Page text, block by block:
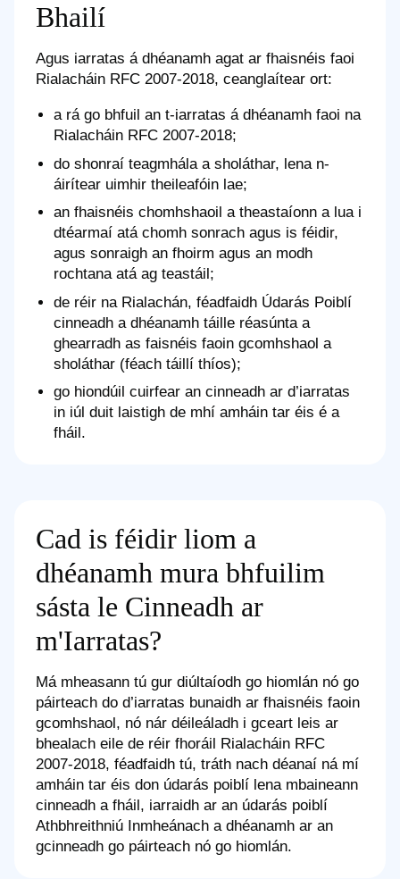
Bhailí
Agus iarratas á dhéanamh agat ar fhaisnéis faoi
Rialacháin RFC 2007-2018, ceanglaítear ort:
a rá go bhfuil an t-iarratas á dhéanamh faoi na
Rialacháin RFC 2007-2018;
do shonraí teagmhála a sholáthar, lena n-
áirítear uimhir theileafóin lae;
an fhaisnéis chomhshaoil a theastaíonn a lua i
dtéarmaí atá chomh sonrach agus is féidir,
agus sonraigh an fhoirm agus an modh
rochtana atá ag teastáil;
de réir na Rialachán, féadfaidh Údarás Poiblí
cinneadh a dhéanamh táille réasúnta a
ghearradh as faisnéis faoin gcomhshaol a
sholáthar (féach táillí thíos);
go hiondúil cuirfear an cinneadh ar d’iarratas
in iúl duit laistigh de mhí amháin tar éis é a
fháil.
Cad is féidir liom a
dhéanamh mura bhfuilim
sásta le Cinneadh ar
m'Iarratas?
Má mheasann tú gur diúltaíodh go hiomlán nó go
páirteach do d’iarratas bunaidh ar fhaisnéis faoin
gcomhshaol, nó nár déileáladh i gceart leis ar
bhealach eile de réir fhoráil Rialacháin RFC
2007-2018, féadfaidh tú, tráth nach déanaí ná mí
amháin tar éis don údarás poiblí lena mbaineann
cinneadh a fháil, iarraidh ar an údarás poiblí
Athbhreithniú Inmheánach a dhéanamh ar an
gcinneadh go páirteach nó go hiomlán.